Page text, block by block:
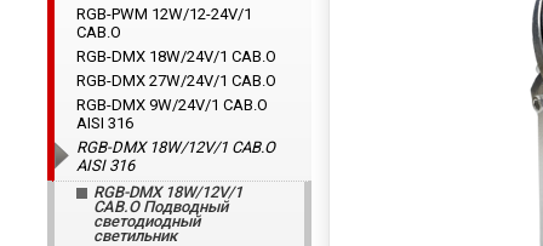
RGB-PWM 12W/12-24V/1
CAB.O
RGB-DMX 18W/24V/1 CAB.O
RGB-DMX 27W/24V/1 CAB.O
RGB-DMX 9W/24V/1 CAB.O
AISI 316
RGB-DMX 18W/12V/1 CAB.O
AISI 316
RGB-DMX 18W/12V/1
CAB.O Подводный
светодиодный
светильник